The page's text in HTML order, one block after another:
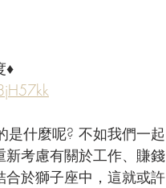
♦
是什麼呢? 不如我們一起
考慮有關於工作、賺錢
於獅子座中，這就或許